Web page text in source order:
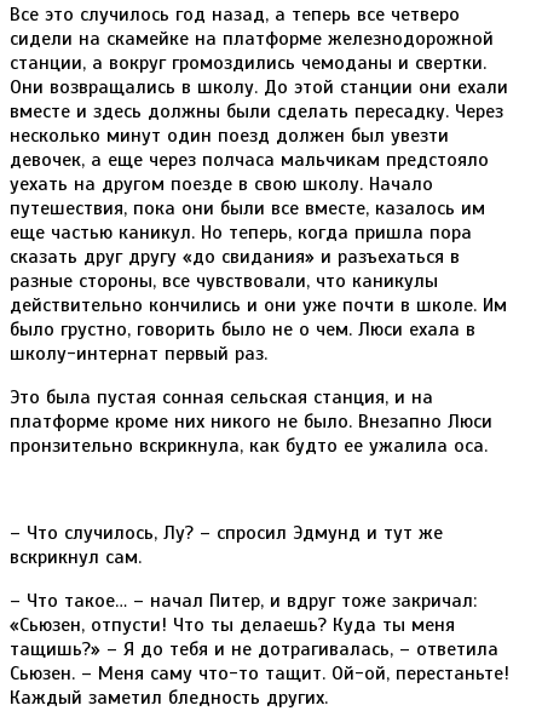
Все это случилось год назад, а теперь все четверо
сидели на скамейке на платформе железнодорожной
станции, а вокруг громоздились чемоданы и свертки.
Они возвращались в школу. До этой станции они ехали
вместе и здесь должны были сделать пересадку. Через
несколько минут один поезд должен был увезти
девочек, а еще через полчаса мальчикам предстояло
уехать на другом поезде в свою школу. Начало
путешествия, пока они были все вместе, казалось им
еще частью каникул. Но теперь, когда пришла пора
сказать друг другу «до свидания» и разъехаться в
разные стороны, все чувствовали, что каникулы
действительно кончились и они уже почти в школе. Им
было грустно, говорить было не о чем. Люси ехала в
школу-интернат первый раз.
Это была пустая сонная сельская станция, и на
платформе кроме них никого не было. Внезапно Люси
пронзительно вскрикнула, как будто ее ужалила оса.
– Что случилось, Лу? – спросил Эдмунд и тут же
вскрикнул сам.
– Что такое… – начал Питер, и вдруг тоже закричал:
«Сьюзен, отпусти! Что ты делаешь? Куда ты меня
тащишь?» – Я до тебя и не дотрагивалась, – ответила
Сьюзен. – Меня саму что-то тащит. Ой-ой, перестаньте!
Каждый заметил бледность других.